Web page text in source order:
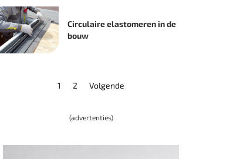
Circulaire elastomeren in de
bouw
1 2 Volgende
(advertenties)